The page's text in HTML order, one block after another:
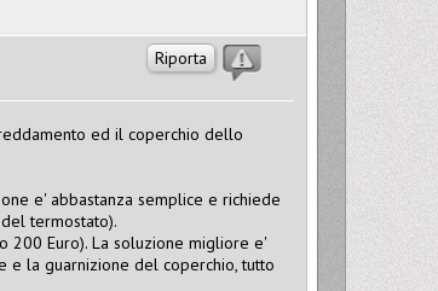
Riporta
ed il coperchio dello
e' abbastanza semplice e richiede
termostato).
200 Euro). La soluzione migliore e'
e la guarnizione del coperchio, tutto